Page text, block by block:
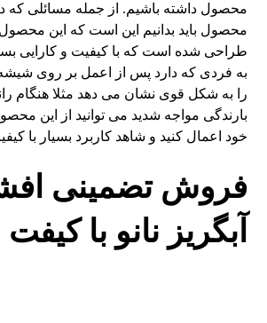
محصول داشته باشیم. از جمله مسائلی که
محصول باید بدانیم این است که این
طراحی شده است که با کیفیت و کارایی
به فردی که دارد پس از اعمل بر روی شیشه
را به شکل قوی نشان می دهد مثلا هنگام
بارندگی مواجه شدید می توانید از این
خود اعمال کنید و شاهد کاربرد بسیار با
فروش تضمینی
آبگریز نانو با